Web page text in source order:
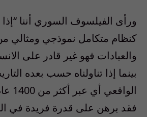
ورأى الفيلسوف السوري أننا “إذا
كنظام متكامل نموذجي ومثالي
والعبادات فهو غير قادر على
بينما إذا تناولناه حسب بعده
فقد برهن على قدرة فريدة في